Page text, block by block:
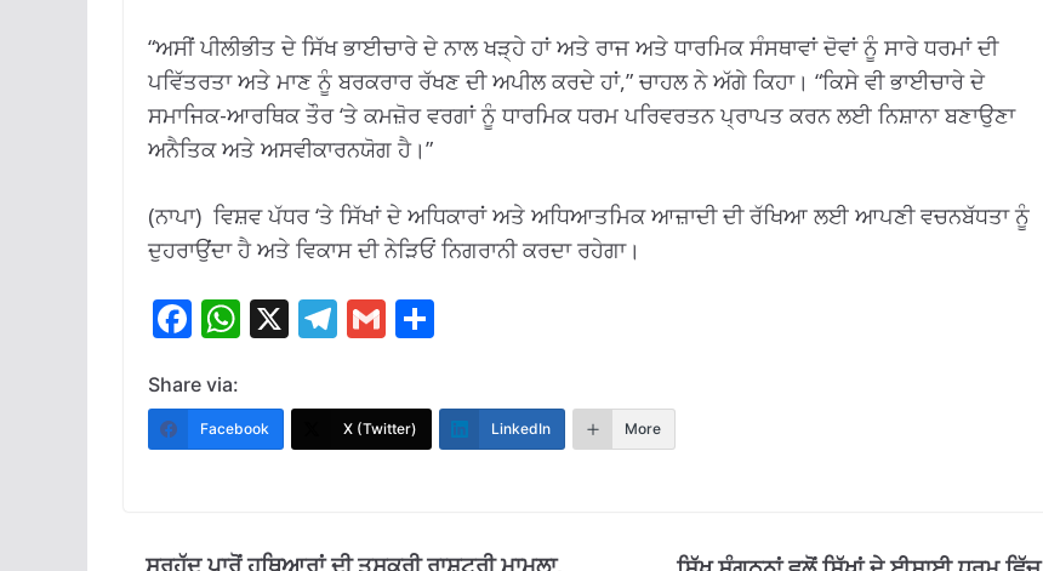
“ਅਸੀਂ ਪੀਲੀਭੀਤ ਦੇ ਸਿੱਖ ਭਾਈਚਾਰੇ ਦੇ ਨਾਲ ਖੜ੍ਹੇ ਹਾਂ ਅਤੇ ਰਾਜ ਅਤੇ ਧਾਰਮਿਕ ਸੰਸਥਾਵਾਂ ਦੋਵਾਂ ਨੂੰ ਸਾਰੇ ਧਰਮਾਂ ਦੀ
ਪਵਿੱਤਰਤਾ ਅਤੇ ਮਾਣ ਨੂੰ ਬਰਕਰਾਰ ਰੱਖਣ ਦੀ ਅਪੀਲ ਕਰਦੇ ਹਾਂ,” ਚਾਹਲ ਨੇ ਅੱਗੇ ਕਿਹਾ। “ਕਿਸੇ ਵੀ ਭਾਈਚਾਰੇ ਦੇ
ਸਮਾਜਿਕ-ਆਰਥਿਕ ਤੌਰ ‘ਤੇ ਕਮਜ਼ੋਰ ਵਰਗਾਂ ਨੂੰ ਧਾਰਮਿਕ ਧਰਮ ਪਰਿਵਰਤਨ ਪ੍ਰਾਪਤ ਕਰਨ ਲਈ ਨਿਸ਼ਾਨਾ ਬਣਾਉਣਾ
ਅਨੈਤਿਕ ਅਤੇ ਅਸਵੀਕਾਰਨਯੋਗ ਹੈ।”
(ਨਾਪਾ) ਵਿਸ਼ਵ ਪੱਧਰ ‘ਤੇ ਸਿੱਖਾਂ ਦੇ ਅਧਿਕਾਰਾਂ ਅਤੇ ਅਧਿਆਤਮਿਕ ਆਜ਼ਾਦੀ ਦੀ ਰੱਖਿਆ ਲਈ ਆਪਣੀ ਵਚਨਬੱਧਤਾ ਨੂੰ
ਦੁਹਰਾਉਂਦਾ ਹੈ ਅਤੇ ਵਿਕਾਸ ਦੀ ਨੇੜਿਓਂ ਨਿਗਰਾਨੀ ਕਰਦਾ ਰਹੇਗਾ।
F
e
b
k
W
at
s
p
X T
e
gr
G
ai
l
ar
e
Share via:
Facebook X (Twitter) LinkedIn More